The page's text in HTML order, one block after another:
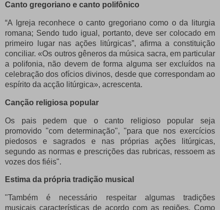
Canto gregoriano e canto polifônico
“A Igreja reconhece o canto gregoriano como o da liturgia
romana; Sendo tudo igual, portanto, deve ser colocado em
primeiro lugar nas ações litúrgicas”, afirma a constituição
conciliar.«Os outros gêneros da música sacra, em particular
a polifonia, não devem de forma alguma ser excluídos na
celebração dos ofícios divinos, desde que correspondam ao
espírito da acção litúrgica», acrescenta.
Canção religiosa popular
Os pais pedem que o canto religioso popular seja
promovido "com determinação", "para que nos exercícios
piedosos e sagrados e nas próprias ações litúrgicas,
segundo as normas e prescrições das rubricas, ressoem as
vozes dos fiéis".
Estima da própria tradição musical
"Também é necessário respeitar algumas tradições
musicais características de acordo com as regiões. Como